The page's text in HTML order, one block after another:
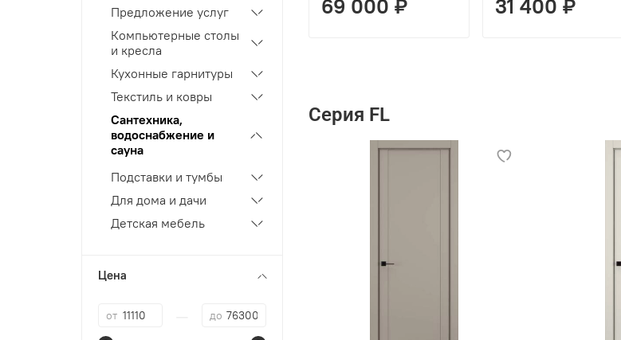
69 000 ₽ 31 400 ₽
Серия FL
Предложение услуг
Компьютерные столы
и кресла
Кухонные гарнитуры
Текстиль и ковры
Сантехника,
водоснабжение и
сауна
Подставки и тумбы
Для дома и дачи
Детская мебель
Цена
от до